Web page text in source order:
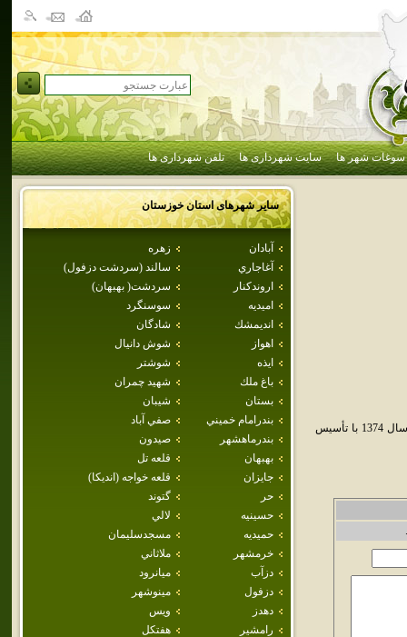
سوغات شهر ها سایت شهرداری ها تلفن شهرداری ها
سایر شهرهای استانخوزستان
آبادان
زهره
آغاجاري
سالند (سردشت دزفول)
اروندكنار
سردشت( بهبهان)
اميديه
سوسنگرد
انديمشك
شادگان
اهواز
شوش دانيال
ايذه
شوشتر
باغ ملك
شهيد چمران
بستان
شيبان
بندرامام خميني
صفي آباد
بندرماهشهر
صيدون
بهبهان
قلعه تل
جايزان
قلعه خواجه (انديكا)
حر
گتوند
حسينيه
لالي
حميديه
مسجدسليمان
خرمشهر
ملاثاني
دزآب
ميانرود
دزفول
مينوشهر
دهدز
ويس
رامشير
هفتكل
الوان شهر و بخشي است در استان خوزستان. اين شهر در شهرستان شوش قرار دارد. اين شهر در سال 1374 با تأسيس